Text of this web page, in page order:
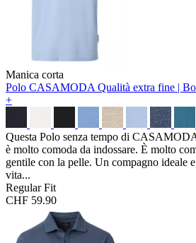
Manica corta
Polo CASAMODA Qualità extra fine |
+
Questa Polo senza tempo di
è molto comoda da indossare. È molto
gentile con la pelle. Un compagno ideale
vita...
Regular Fit
CHF 59.90